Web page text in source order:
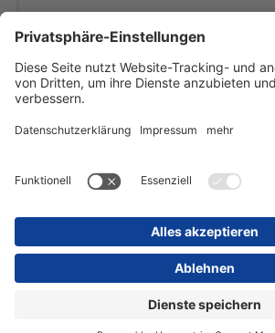
Öffentlichkeitsarbeit
Jana Göcke
Tel. 034204 87-4604
Inhaltsübersicht Impressum
Barrierefreiheit Kontakt